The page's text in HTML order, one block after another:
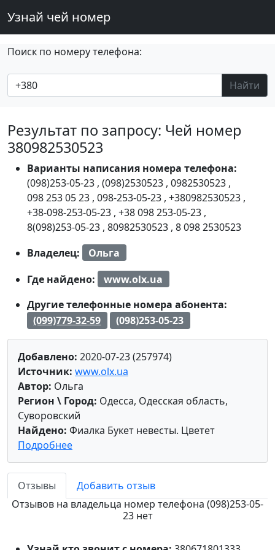
Узнай чей номер
Поиск по номеру телефона:
Найти
Результат по запросу: Чей номер
380982530523
Варианты написания номера телефона:
(098)253-05-23 , (098)2530523 , 0982530523 ,
098 253 05 23 , 098-253-05-23 , +380982530523 ,
+38-098-253-05-23 , +38 098 253-05-23 ,
8(098)253-05-23 , 80982530523 , 8 098 2530523
Владелец:
Ольга
Где найдено:
www.olx.ua
Другие телефонные номера абонента:
(099)779-32-59
(098)253-05-23
Добавлено: 2020-07-23 (257974)
Источник: www.olx.ua
Автор: Ольга
Регион \ Город: Одесса, Одесская область,
Суворовский
Найдено: Фиалка Букет невесты. Цветет
Подробнее
Отзывы
Добавить отзыв
Отзывов на владельца номер телефона (098)253-05-
23 нет